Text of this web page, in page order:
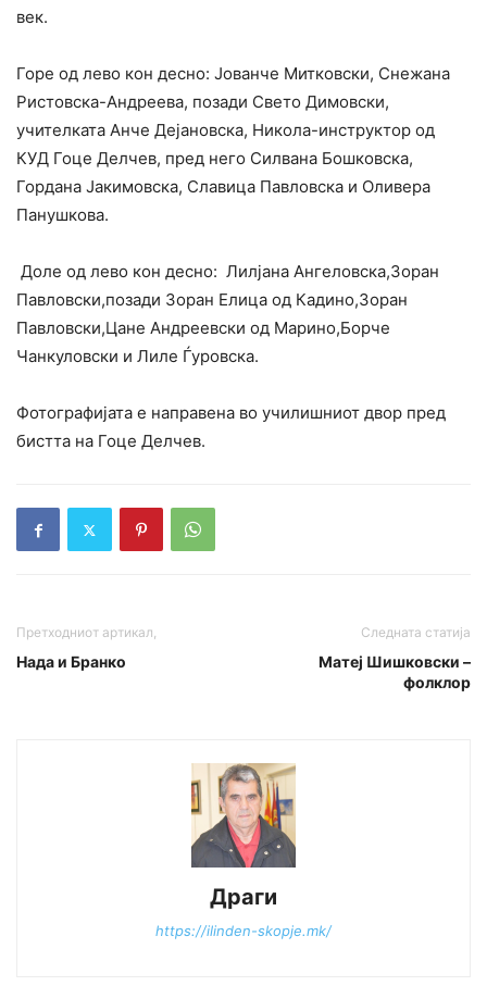
век.
Горе од лево кон десно: Јованче Митковски, Снежана
Ристовска-Андреева, позади Свето Димовски,
учителката Анче Дејановска, Никола-инструктор од
КУД Гоце Делчев, пред него Силвана Бошковска,
Гордана Јакимовска, Славица Павловска и Оливера
Панушкова.
Доле од лево кон десно: Лилјана Ангеловска,Зоран
Павловски,позади Зоран Елица од Кадино,Зоран
Павловски,Цане Андреевски од Марино,Борче
Чанкуловски и Лиле Ѓуровска.
Фотографијата е направена во училишниот двор пред
бистта на Гоце Делчев.
Претходниот артикал,
Нада и Бранко
Следната статија
Матеј Шишковски –
фолклор
Драги
https://ilinden-skopje.mk/